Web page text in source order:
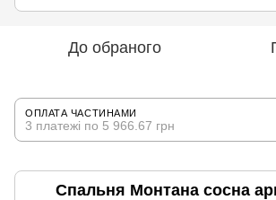
До обраного
ОПЛАТА ЧАСТИНАМИ
3 платежі по 5 966.67 грн
Спальня Монтана сосна